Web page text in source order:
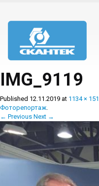
IMG_9119
Published 12.11.2019 at 1134 ×
Фоторепортаж.
← Previous Next →